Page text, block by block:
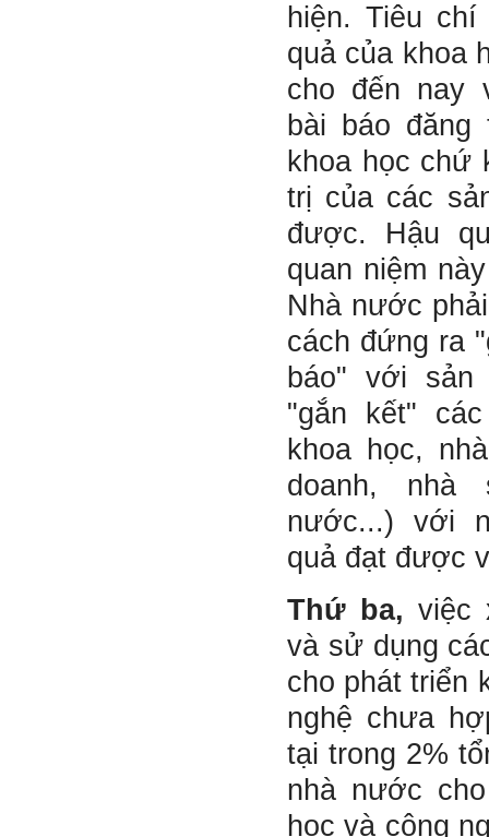
hiện. Tiêu
quả của khoa
cho đến nay
bài báo
khoa học chứ
trị của các
được. Hậu
quan niệm
Nhà nước
cách đứng ra
báo" với sản
"gắn kết"
khoa học,
doanh, nhà
nước...) với
quả đạt được
Thứ ba, việc
và sử dụng
cho phát triển
nghệ chưa
tại trong 2%
nhà nước
học và công